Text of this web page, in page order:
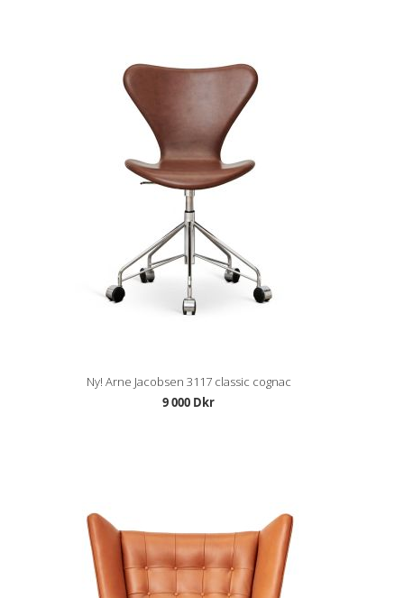
Ny! Arne Jacobsen 3117 classic cognac
9 000 Dkr